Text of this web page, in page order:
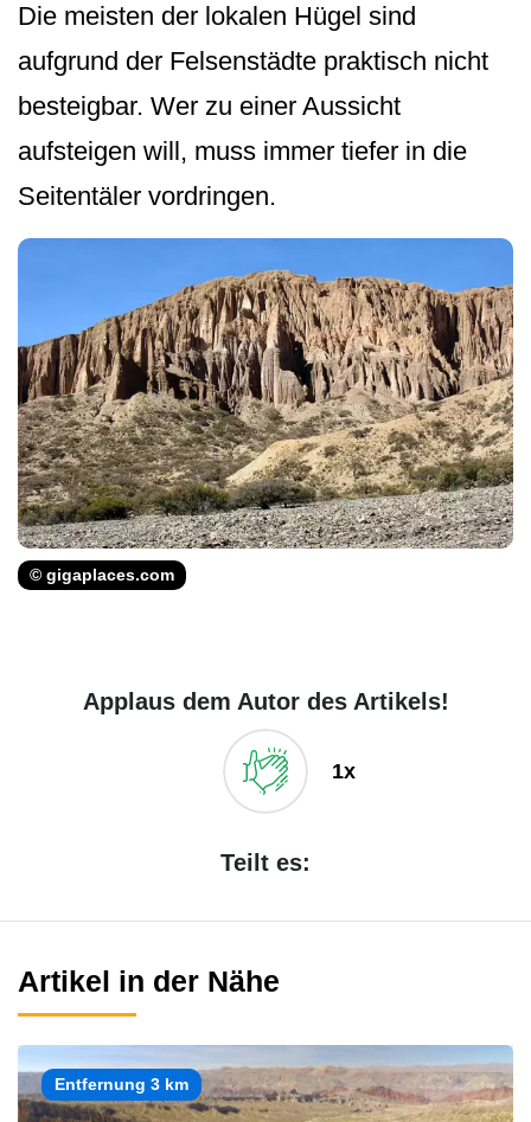
Die meisten der lokalen Hügel sind
aufgrund der Felsenstädte praktisch nicht
besteigbar. Wer zu einer Aussicht
aufsteigen will, muss immer tiefer in die
Seitentäler vordringen.
© gigaplaces.com
Applaus dem Autor des Artikels!
1x
Teilt es:
Artikel in der Nähe
Entfernung 3 km